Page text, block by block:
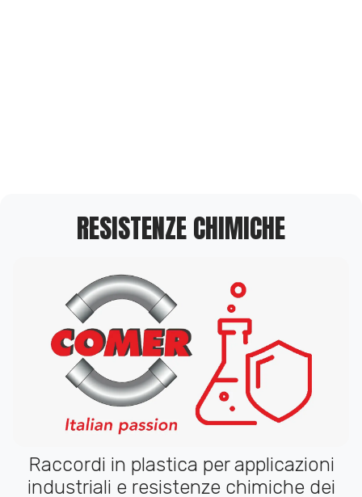
RESISTENZE CHIMICHE
Raccordi in plastica per applicazioni
industriali e resistenze chimiche dei